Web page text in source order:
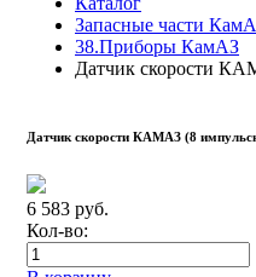
Запасные части
38.Приборы КамАЗ
Датчик скорости
Датчик скорости КАМАЗ (8
6 583 руб.
Кол-во: